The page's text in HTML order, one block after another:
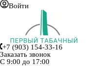
Войти
+7 (903) 154-33-16
Заказать звонок
С 9:00 до 17:00